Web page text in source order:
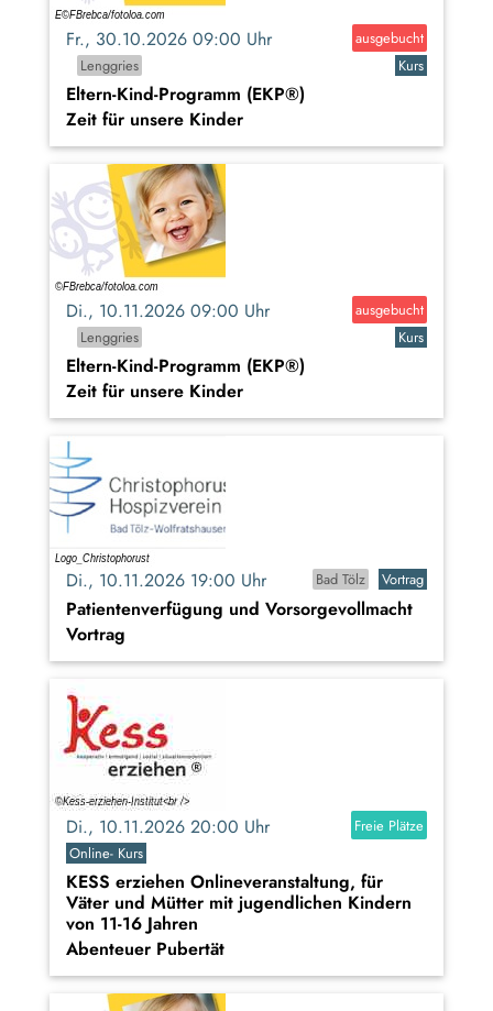
Fr., 30.10.2026 09:00 Uhr
ausgebucht
Lenggries
Kurs
Eltern-Kind-Programm (EKP®)
Zeit für unsere Kinder
Di., 10.11.2026 09:00 Uhr
ausgebucht
Lenggries
Kurs
Eltern-Kind-Programm (EKP®)
Zeit für unsere Kinder
Di., 10.11.2026 19:00 Uhr Bad Tölz Vortrag
Patientenverfügung und Vorsorgevollmacht
Vortrag
Di., 10.11.2026 20:00 Uhr
Freie Plätze
Online- Kurs
KESS erziehen Onlineveranstaltung, für
Väter und Mütter mit jugendlichen Kindern
von 11-16 Jahren
Abenteuer Pubertät